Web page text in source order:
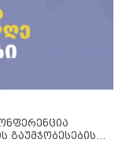
გაუმჯობესების